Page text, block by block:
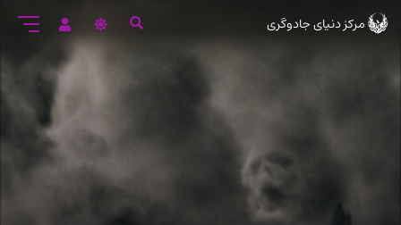
ورود
اصلی
مرکز دنیای جادوگری